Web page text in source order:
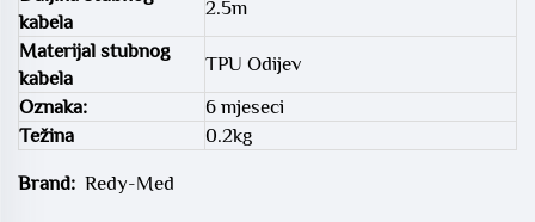
kabela
2.5m
Materijal stubnog
kabela
TPU Odijev
Oznaka:
6 mjeseci
Težina
0.2kg
Brand: Redy-Med